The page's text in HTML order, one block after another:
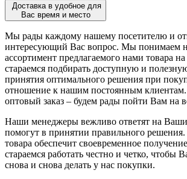
Доставка в удобное для
Вас время и место
Мы рады каждому нашему посетителю и
интересующий Вас вопрос. Мы понимаем
ассортимент предлагаемого нами товара
стараемся подбирать доступную и
принятия оптимального решения при
отношение к нашим постоянным
оптовый заказ – будем рады пойти Вам на
Наши менеджеры вежливо ответят на
помогут в принятии правильного
товара обеспечит своевременное
стараемся работать честно и четко, чтобы
снова и снова делать у нас покупки.